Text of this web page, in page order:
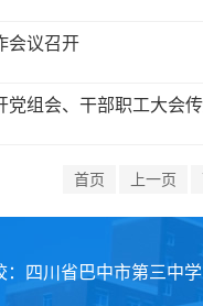
会议召开
党组会、干部职工大会
首页 上一页
：四川省巴中市第三中